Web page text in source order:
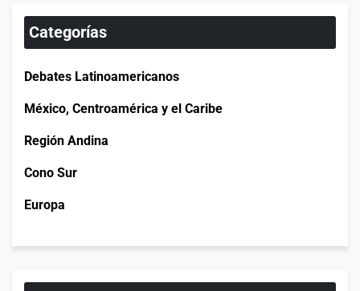
Categorías
Debates Latinoamericanos
México, Centroamérica y el Caribe
Región Andina
Cono Sur
Europa